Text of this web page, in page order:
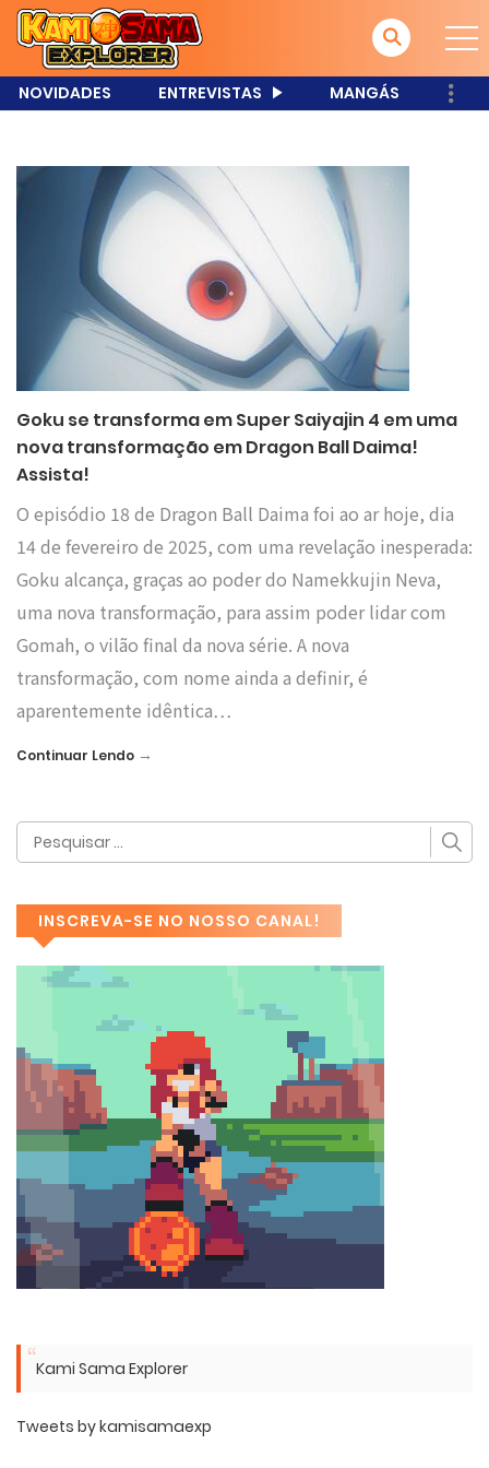
NOVIDADES ENTREVISTAS MANGÁS
Goku se transforma em Super Saiyajin 4 em uma
nova transformação em Dragon Ball Daima!
Assista!
O episódio 18 de Dragon Ball Daima foi ao ar hoje, dia
14 de fevereiro de 2025, com uma revelação inesperada:
Goku alcança, graças ao poder do Namekkujin Neva,
uma nova transformação, para assim poder lidar com
Gomah, o vilão final da nova série. A nova
transformação, com nome ainda a definir, é
aparentemente idêntica…
Continuar Lendo →
INSCREVA-SE NO NOSSO CANAL!
Kami Sama Explorer
Tweets by kamisamaexp